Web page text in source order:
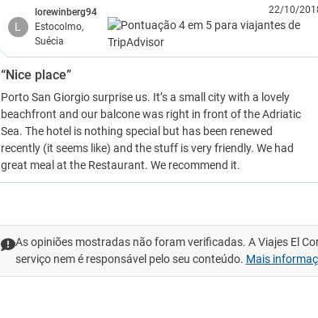
L
lorewinberg94
Estocolmo,
Suécia
22/10/
“Nice place”
Porto San Giorgio surprise us. It’s a small city with a lovely
beachfront and our balcone was right in front of the Adriatic
Sea. The hotel is nothing special but has been renewed
recently (it seems like) and the stuff is very friendly. We had
great meal at the Restaurant. We recommend it.
As opiniões mostradas não foram verificadas. A Viajes El
serviço nem é responsável pelo seu conteúdo. Mais